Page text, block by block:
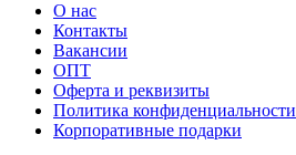
О нас
Контакты
Вакансии
ОПТ
Оферта и реквизиты
Политика конфиденциальности
Корпоративные подарки